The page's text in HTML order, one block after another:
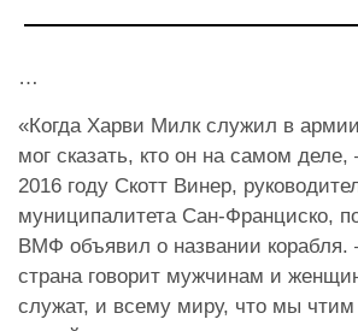
…
«Когда Харви Милк служил в
мог сказать, кто он на самом
2016 году Скотт Винер,
муниципалитета Сан-Франциско,
ВМФ объявил о названии
страна говорит мужчинам и
служат, и всему миру, что мы